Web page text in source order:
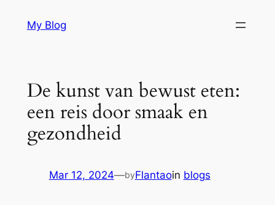
My Blog
De kunst van bewust eten:
een reis door smaak en
gezondheid
Mar 12, 2024—byFlantaoin blogs